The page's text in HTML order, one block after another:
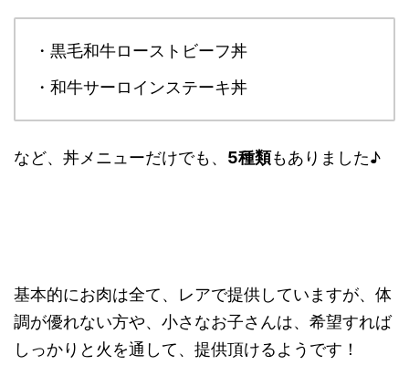
・黒毛和牛ローストビーフ丼
・和牛サーロインステーキ丼
など、丼メニューだけでも、 5種類もありました♪
基本的にお肉は全て、レアで提供していますが、体
調が優れない方や、小さなお子さんは、希望すれば
しっかりと火を通して、提供頂けるようです！